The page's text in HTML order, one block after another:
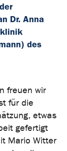
Dr. Anna
des
freuen wir
für die
etwas
gefertigt
Mario Witter